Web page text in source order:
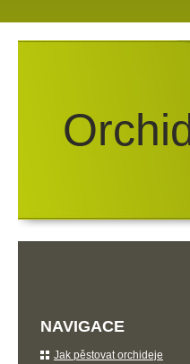
NAVIGACE
Jak pěstovat orchideje